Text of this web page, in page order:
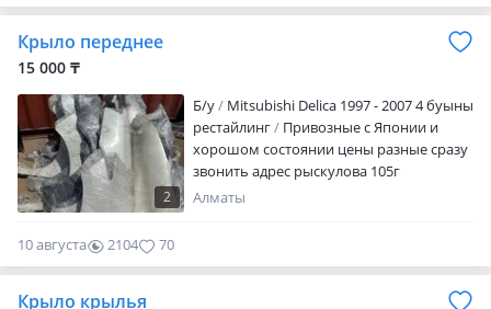
Крыло переднее
15 000 ₸
2
Б/y
Mitsubishi Delica 1997 - 2007 4 буыны
рестайлинг
Привозные с Японии и
хорошом состоянии цены разные сразу
звонить адрес рыскулова 105г
Алматы
10 августа 2104 70
Крыло крылья